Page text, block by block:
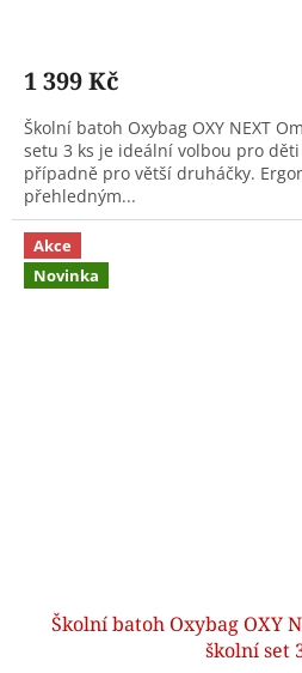
1 399 Kč
Školní batoh Oxybag OXY NEXT
setu 3 ks je ideální volbou pro
případně pro větší druháčky.
přehledným...
Akce
Novinka
Školní batoh Oxybag OXY
školní set